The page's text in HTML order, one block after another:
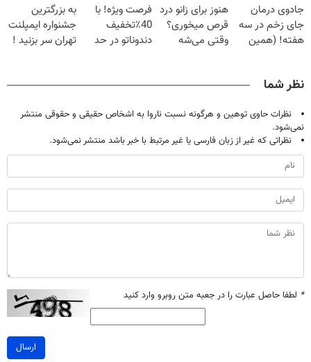
میلیون تومان!!!
(40%off)
میکنه
(40%تخفیف)
خانگی
جادوی درمان
جای زخم در سه
هفته! (همین
هنوز برای زانو درد
قرص میخوری؟
وقتی می‌شه
فرصت ویژه! با
40٪تخفیف
دندوناتو در حد
به بزرگترین
جشنواره ایمپلنت
تهران سر بزنید !
نظر شما
نظرات حاوی توهین و هرگونه نسبت ناروا به اشخاص حقیقی و حقوقی منتشر
نمی‌شود.
نظراتی که غیر از زبان فارسی یا غیر مرتبط با خبر باشد منتشر نمی‌شود.
* لطفا حاصل عبارت را در جعبه متن روبرو وارد کنید
ارسال